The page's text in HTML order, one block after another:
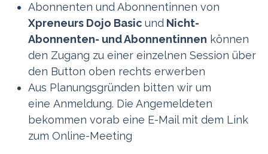
Abonnenten und Abonnentinnen von
Xpreneurs Dojo Basic und Nicht-
Abonnenten- und Abonnentinnen können
den Zugang zu einer einzelnen Session über
den Button oben rechts erwerben
Aus Planungsgründen bitten wir um
eine Anmeldung. Die Angemeldeten
bekommen vorab eine E-Mail mit dem Link
zum Online-Meeting